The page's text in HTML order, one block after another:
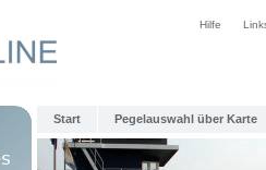
Hilfe
Start Pegelauswahl über Karte